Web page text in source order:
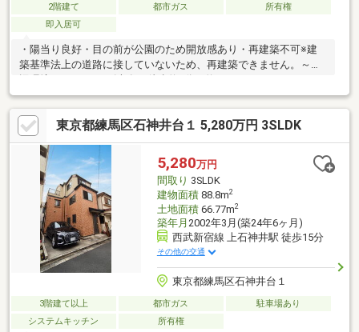
2階建て 都市ガス
所有権
即入居可
・陽当り良好・目の前が公園のため開放感あり・再建築不可※建
築基準法上の道路に接していないため、再建築できません。～周
辺環境～・LIVINオズ大泉 徒歩約7分（約550ｍ）・スーパーバリ
ューロピア練馬大泉店 徒歩約7分（約550ｍ）・ファミリーマー
ト大泉目白通り店 徒歩約3分（約230ｍ）・ホームセンターコー
ナン練馬大泉店 徒歩約7分（約550ｍ）・練馬区立大泉北中学
校 徒歩約9分（約700ｍ）・練馬区立大泉北小学校 徒歩約11
分 （約850ｍ）・東大泉第三保育園 徒歩約3分 （約240
ｍ）・東大泉メディカルクリニック 徒歩約10分（約800ｍ）・
練馬東大泉四郵便局 徒歩約9分（約700ｍ）
東京都練馬区石神井台１ 5,280万円 3SLDK
5,280万円
間取り 3SLDK
建物面積88.8m2
土地面積66.77m2
築年月 2002年3月(築24年6ヶ月)
西武新宿線 上石神井駅 徒歩15分
その他の交通
東京都練馬区石神井台１
3階建て以上 都市ガス
駐車場あり
システムキッチン
所有権